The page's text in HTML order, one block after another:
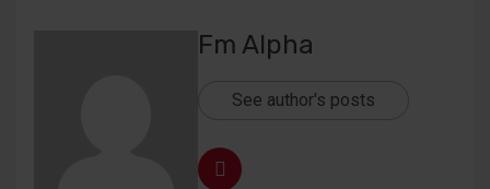
Fm Alpha
See author's posts